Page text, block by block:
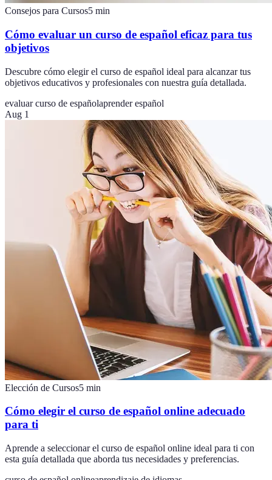
Consejos para Cursos5 min
Cómo evaluar un curso de español eficaz para tus
objetivos
Descubre cómo elegir el curso de español ideal para alcanzar tus
objetivos educativos y profesionales con nuestra guía detallada.
evaluar curso de españolaprender español
Aug 1
Elección de Cursos5 min
Cómo elegir el curso de español online adecuado
para ti
Aprende a seleccionar el curso de español online ideal para ti con
esta guía detallada que aborda tus necesidades y preferencias.